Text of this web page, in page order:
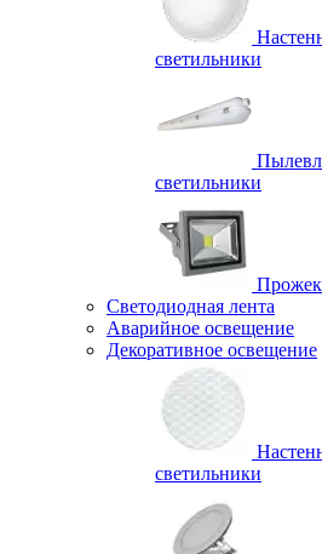
светильники
светильники
Светодиодная лента
Аварийное освещение
Декоративное освещение
светильники